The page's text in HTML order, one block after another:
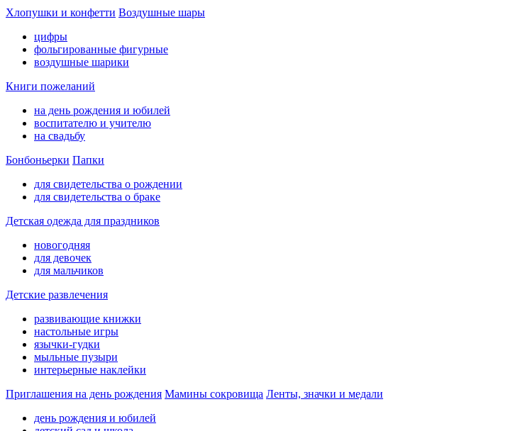
Хлопушки и конфетти Воздушные шары
цифры
фольгированные фигурные
воздушные шарики
Книги пожеланий
на день рождения и юбилей
воспитателю и учителю
на свадьбу
Бонбоньерки Папки
для свидетельства о рождении
для свидетельства о браке
Детская одежда для праздников
новогодняя
для девочек
для мальчиков
Детские развлечения
развивающие книжки
настольные игры
язычки-гудки
мыльные пузыри
интерьерные наклейки
Приглашения на день рождения Мамины сокровища Ленты, значки и медали
день рождения и юбилей